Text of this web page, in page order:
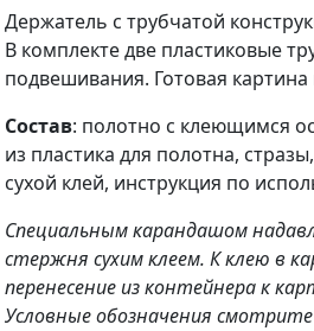
Держатель с трубчатой
В комплекте две пластиковые
подвешивания. Готовая
Состав: полотно с клеющимся
из пластика для полотна,
сухой клей, инструкция по
Специальным карандашом
стержня сухим клеем. К клею в
перенесение из контейнера к
Условные обозначения